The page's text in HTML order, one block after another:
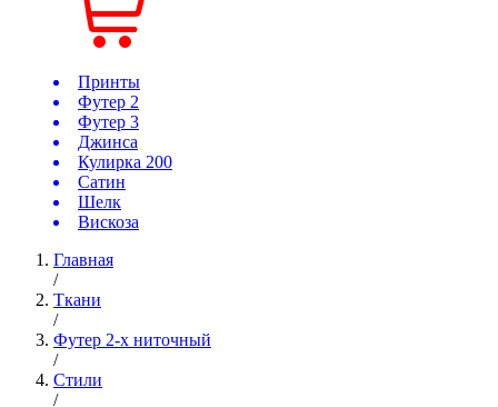
Принты
Футер 2
Футер 3
Джинса
Кулирка 200
Сатин
Шелк
Вискоза
Главная
/
Ткани
/
Футер 2-х ниточный
/
Стили
/